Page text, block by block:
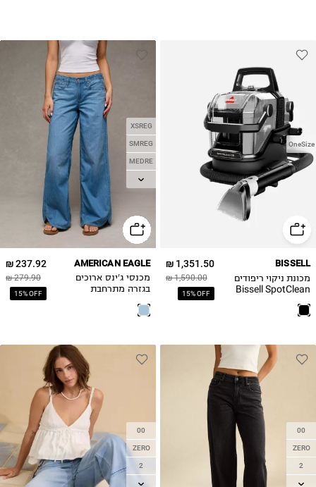
OneSize
1,351.50 ₪
1,590.00 ₪
15% OFF
BISSELL
מכונת ניקוי ריפודים
Bissell SpotClean
יבואן רשמי
XSREG
SMREG
MEDRE
LGREG
237.92 ₪
279.90 ₪
15% OFF
AMERICAN EAGLE
מכנסי ג'ינס ארוכים
בגזרה מתרחבת
00
ZERO
2
4
00
ZERO
2
4